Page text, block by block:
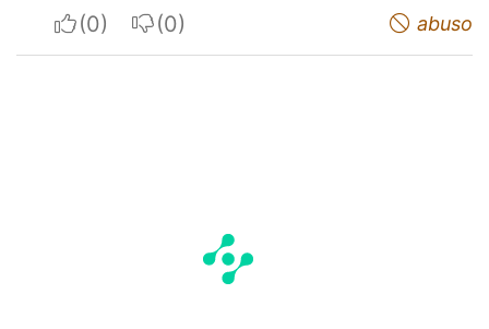
I apreciateI do not appreciate abuso